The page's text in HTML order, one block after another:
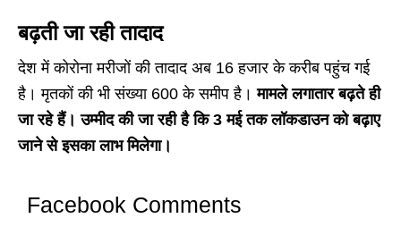
बढ़ती जा रही तादाद
देश में कोरोना मरीजों की तादाद अब 16 हजार के करीब पहुंच गई
है। मृतकों की भी संख्या 600 के समीप है। मामले लगातार बढ़ते ही
जा रहे हैं। उम्मीद की जा रही है कि 3 मई तक लॉकडाउन को बढ़ाए
जाने से इसका लाभ मिलेगा।
Facebook Comments